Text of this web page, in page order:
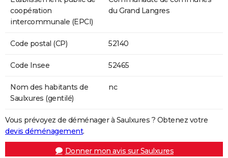
coopération
intercommunale (EPCI)
du Grand Langres
Code postal (CP) 52140
Code Insee 52465
Nom des habitants de
Saulxures (gentilé)
nc
Vous prévoyez de déménager à Saulxures ? Obtenez votre
devis déménagement.
Donner mon avis sur Saulxures